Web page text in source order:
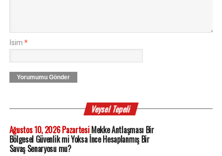
İsim *
Yorumumu Gönder
Veysel Tepeli
Ağustos 10, 2026 PazartesiMekke Antlaşması Bir
Bölgesel Güvenlik mi Yoksa İnce Hesaplanmış Bir
Savaş Senaryosu mu?